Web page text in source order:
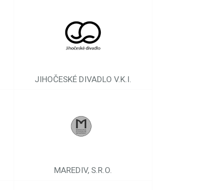
JIHOČESKÉ DIVADLO V.K.I.
MAREDIV, S.R.O.